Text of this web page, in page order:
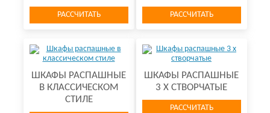
РАССЧИТАТЬ РАССЧИТАТЬ
ШКАФЫ РАСПАШНЫЕ
В КЛАССИЧЕСКОМ
СТИЛЕ
ШКАФЫ РАСПАШНЫЕ
3 Х СТВОРЧАТЫЕ
РАССЧИТАТЬ